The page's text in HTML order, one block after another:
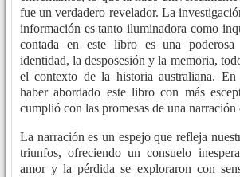
fue un verdadero revelador. La
información es tanto iluminadora como
contada en este libro es una
identidad, la desposesión y la memoria,
el contexto de la historia australiana. En
haber abordado este libro con más
cumplió con las promesas de una narración
La narración es un espejo que refleja
triunfos, ofreciendo un consuelo
amor y la pérdida se exploraron con